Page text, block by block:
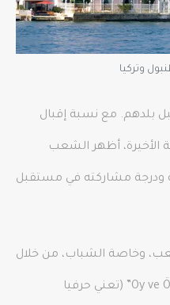
وتركيا
بلدهم. مع نسبة إقبال
الأخيرة، أظهر الشعب
ودرجة مشاركته في مستقبل
وخاصة الشباب، من خلال
حملة كبرى أطلقتها جمعية “Oy ve Ötesi” (تعني حرفيا